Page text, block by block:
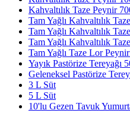
Kahvaltılık Taze Peynir
Tam Yağlı Kahvaltılık
Tam Yağlı Kahvaltılık
Tam Yağlı Kahvaltılık
Tam Yağlı Taze Lor
Yayık Pastörize Tereyağı
Geleneksel Pastörize
3 L Süt
5 L Süt
10'lu Gezen Tavuk